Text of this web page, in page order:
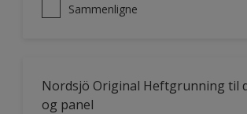
Sammenligne
Nordsjö Original Heftgrunning til
og panel